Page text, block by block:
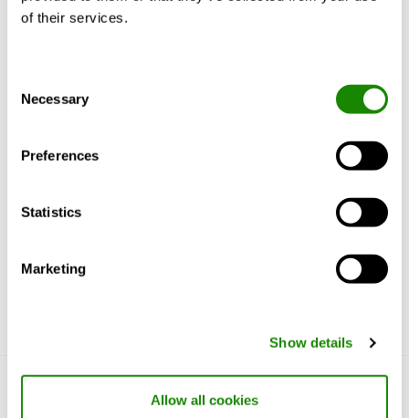
of their services.
Selection
Necessary
Preferences
Statistics
Marketing
Show details
Allow all cookies
R5-H on vaakamallinen ilmanvaihtokone,
käyttöpaneelilta ja mobiilisovelluksella
elinkaarilaskelma.
Tutustu Swegoniin